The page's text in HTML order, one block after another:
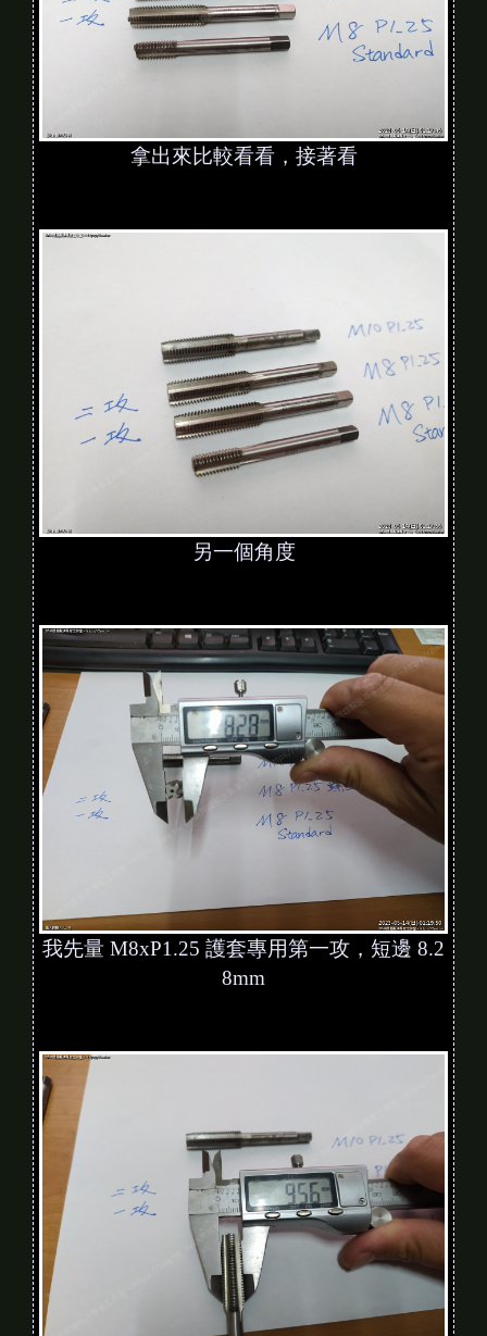
拿出來比較看看，接著看
另一個角度
我先量 M8xP1.25 護套專用第一攻，短邊 8.2
8mm